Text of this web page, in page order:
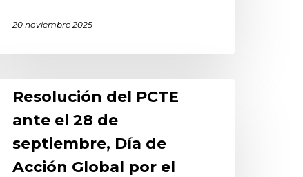
20 noviembre 2025
Resolución del PCTE
ante el 28 de
septiembre, Día de
Acción Global por el